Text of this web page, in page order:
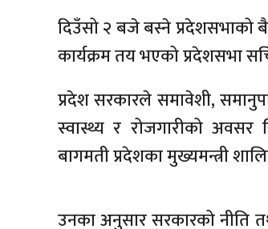
दिउँसो २ बजे बस्ने प्रदेशसभाको
कार्यक्रम तय भएको प्रदेशसभा
प्रदेश सरकारले समावेशी,
स्वास्थ्य र रोजगारीको अवसर
बागमती प्रदेशका मुख्यमन्त्री
उनका अनुसार सरकारको नीति